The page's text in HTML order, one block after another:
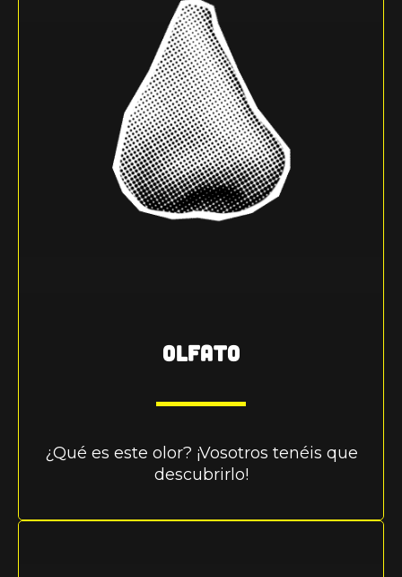
OLFATO
¿Qué es este olor? ¡Vosotros tenéis que
descubrirlo!